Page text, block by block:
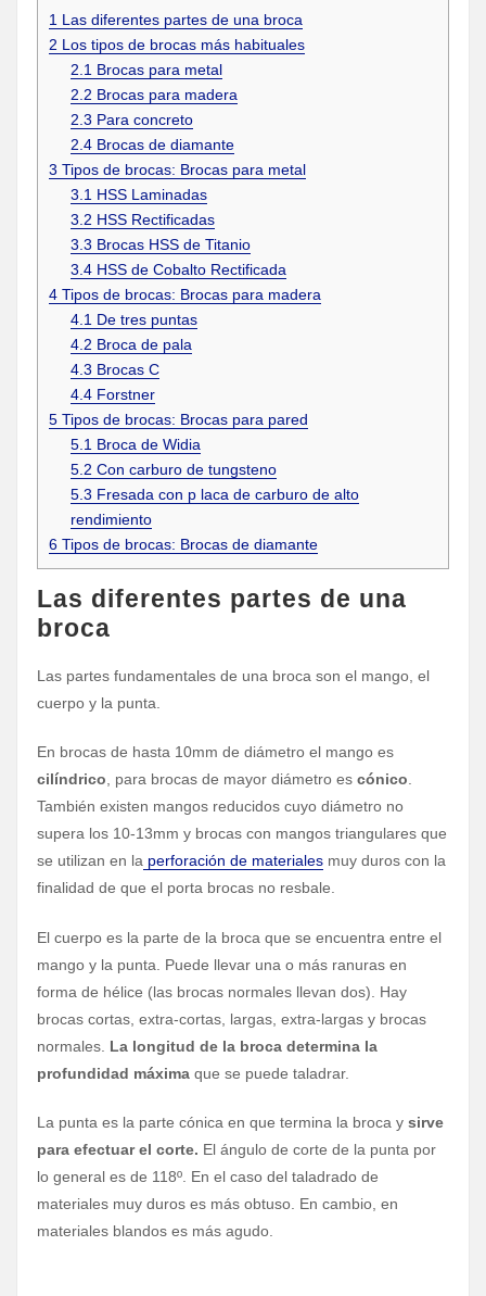
1 Las diferentes partes de una broca
2 Los tipos de brocas más habituales
2.1 Brocas para metal
2.2 Brocas para madera
2.3 Para concreto
2.4 Brocas de diamante
3 Tipos de brocas: Brocas para metal
3.1 HSS Laminadas
3.2 HSS Rectificadas
3.3 Brocas HSS de Titanio
3.4 HSS de Cobalto Rectificada
4Tipos de brocas: Brocas para madera
4.1 De tres puntas
4.2 Broca de pala
4.3 Brocas C
4.4 Forstner
5Tipos de brocas: Brocas para pared
5.1 Broca de Widia
5.2 Con carburo de tungsteno
5.3 Fresada con p laca de carburo de alto
rendimiento
6Tipos de brocas: Brocas de diamante
Las diferentes partes de una
broca
Las partes fundamentales de una broca son el mango, el
cuerpo y la punta.
En brocas de hasta 10mm de diámetro el mango es
cilíndrico , para brocas de mayor diámetro es cónico
También existen mangos reducidos cuyo diámetro no
supera los 10-13mm y brocas con mangos triangulares que
se utilizan en la perforación de materialesmuy duros con la
finalidad de que el porta brocas no resbale.
El cuerpo es la parte de la broca que se encuentra entre el
mango y la punta. Puede llevar una o más ranuras en
forma de hélice (las brocas normales llevan dos). Hay
brocas cortas, extra-cortas, largas, extra-largas y brocas
normales. La longitud de la broca determina la
profundidad máximaque se puede taladrar.
La punta es la parte cónica en que termina la broca y sirve
para efectuar el corte. El ángulo de corte de la punta por
lo general es de 118º. En el caso del taladrado de
materiales muy duros es más obtuso. En cambio, en
materiales blandos es más agudo.